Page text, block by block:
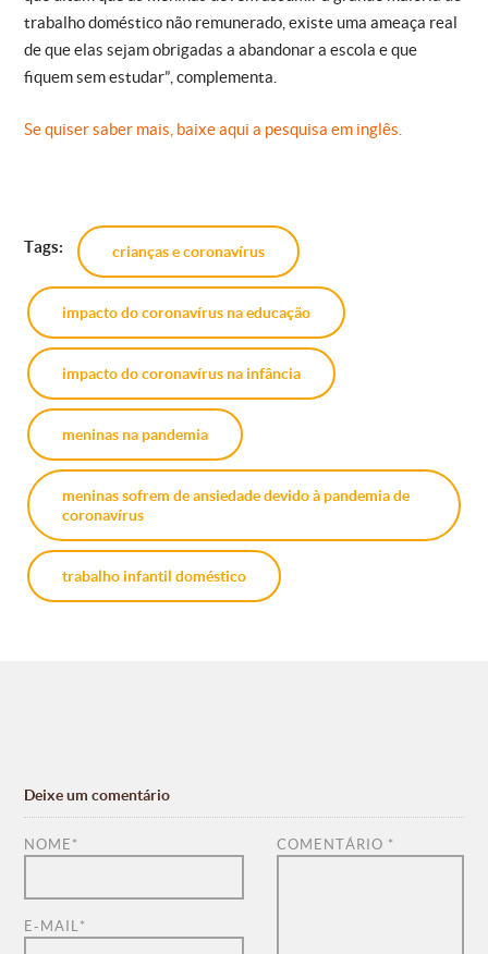
trabalho doméstico não remunerado, existe uma ameaça real
de que elas sejam obrigadas a abandonar a escola e que
fiquem sem estudar”, complementa.
Se quiser saber mais, baixe aqui a pesquisa em inglês.
Tags: crianças e coronavírus
impacto do coronavírus na educação
impacto do coronavírus na infância
meninas na pandemia
meninas sofrem de ansiedade devido à pandemia de
coronavírus
trabalho infantil doméstico
Deixe um comentário
COMENTÁRIO *
NOME *
E-MAIL *